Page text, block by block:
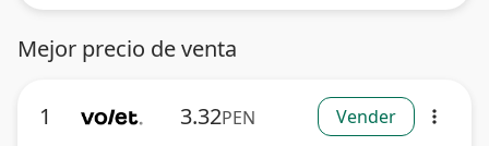
Mejor precio de venta
1 3.32PEN Vender more_vert